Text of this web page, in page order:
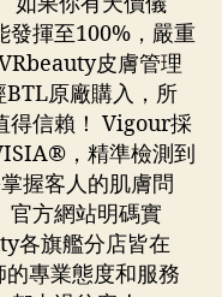
發揮至100%，嚴重
皮膚管理
原廠購入，所
得信賴！ Vigour採
，精準檢測到
握客人的肌膚問
官方網站明碼實
各旗艦分店皆在
專業態度和服務